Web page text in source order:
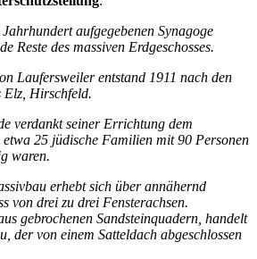
aufgegebenen Synagoge
Reste des massiven Erdgeschosses.
Laufersweiler entstand 1911 nach den
Elz, Hirschfeld.
verdankt seiner Errichtung dem
etwa 25 jüdische Familien mit 90 Personen
waren.
erhebt sich über annähernd
von drei zu drei Fensterachsen.
gebrochenen Sandsteinquadern, handelt
der von einem Satteldach abgeschlossen